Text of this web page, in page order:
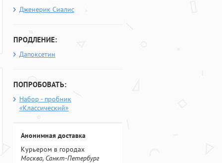
Дженерик Сиалис
ПРОДЛЕНИЕ:
Дапоксетин
ПОПРОБОВАТЬ:
Набор - пробник
«Классический»
Анонимная доставка
Курьером в городах
Москва, Санкт-Петербург